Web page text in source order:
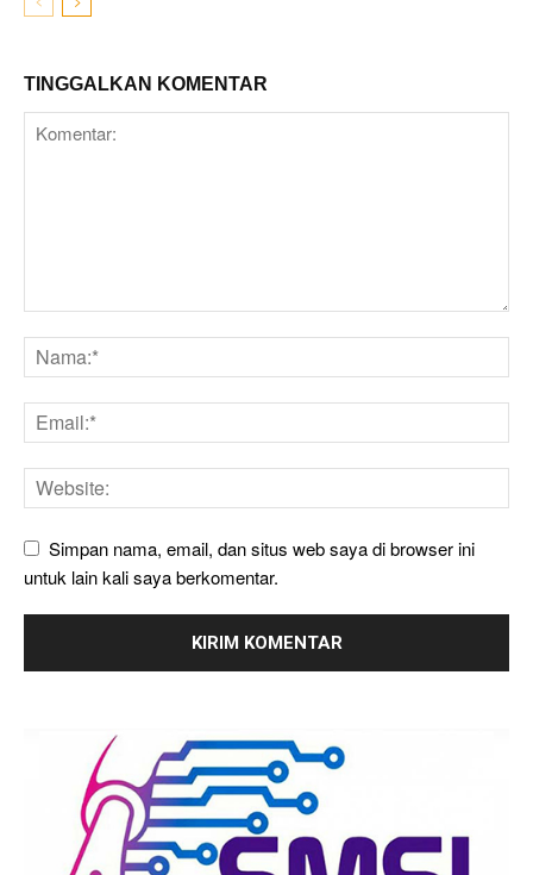
TINGGALKAN KOMENTAR
Simpan nama, email, dan situs web saya di browser ini
untuk lain kali saya berkomentar.